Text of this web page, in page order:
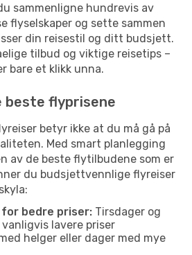
sammenligne hundrevis av
flyselskaper og sette sammen
din reisestil og ditt budsjett.
tilbud og viktige reisetips –
bare et klikk unna.
beste flyprisene
betyr ikke at du må gå på
Med smart planlegging
av de beste flytilbudene som er
du budsjettvennlige flyreiser
for bedre priser: Tirsdager og
lavere priser
helger eller dager med mye